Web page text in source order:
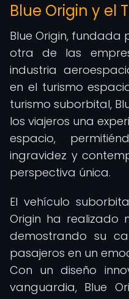
Blue Origin y el
Blue Origin, fundada
otra de las
industria
en el turismo
turismo suborbital,
los viajeros una
espacio,
ingravidez y
perspectiva única.
El vehículo
Origin ha realizado
demostrando su
pasajeros en un
Con un diseño
vanguardia, Blue